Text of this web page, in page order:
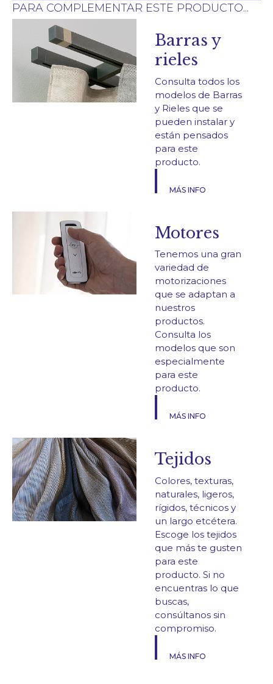
PARA COMPLEMENTAR ESTE PRODUCTO...
Barras y
rieles
Consulta todos los
modelos de Barras
y Rieles que se
pueden instalar y
están pensados
para este
producto.
MÁS INFO
Motores
Tenemos una gran
variedad de
motorizaciones
que se adaptan a
nuestros
productos.
Consulta los
modelos que son
especialmente
para este
producto.
MÁS INFO
Tejidos
Colores, texturas,
naturales, ligeros,
rígidos, técnicos y
un largo etcétera.
Escoge los tejidos
que más te gusten
para este
producto. Si no
encuentras lo que
buscas,
consúltanos sin
compromiso.
MÁS INFO